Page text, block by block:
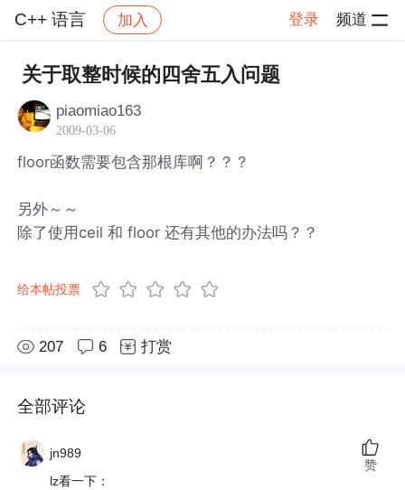
C++ 语言 加入 登录 频道
社区 C++ 语言 帖子详情
关于取整时候的四舍五入问题
piaomiao163
2009-03-06
floor函数需要包含那根库啊？？？
另外～～
除了使用ceil 和 floor 还有其他的办法吗？？
给本帖投票
207 6 打赏
全部评论
jn989
lz看一下：
赞